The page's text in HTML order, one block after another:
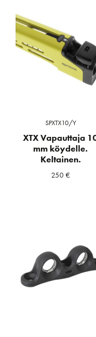
SPXTX10/Y
XTX Vapauttaja
mm köydelle.
Keltainen.
250 €